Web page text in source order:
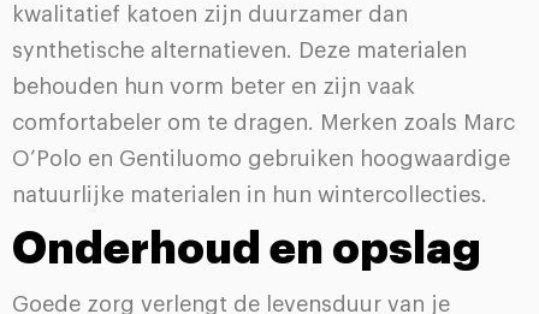
kwalitatief katoen zijn duurzamer dan
synthetische alternatieven. Deze materialen
behouden hun vorm beter en zijn vaak
comfortabeler om te dragen. Merken zoals Marc
O’Polo en Gentiluomo gebruiken hoogwaardige
natuurlijke materialen in hun wintercollecties.
Onderhoud en opslag
Goede zorg verlengt de levensduur van je